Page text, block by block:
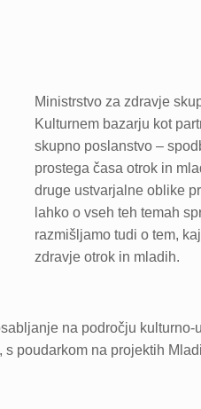
Ministrstvo za zdravje
Kulturnem bazarju kot
skupno poslanstvo –
prostega časa otrok in
druge ustvarjalne oblike
lahko o vseh teh temah
razmišljamo tudi o tem,
zdravje otrok in mladih.
na področju
poudarkom na projektih